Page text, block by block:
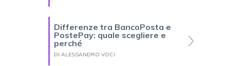
Differenze tra BancoPosta e
PostePay: quale scegliere e
perché
DI ALESSANDRO VOCI